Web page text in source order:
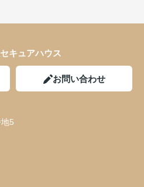
キュアハウス
お問い合わせ
5